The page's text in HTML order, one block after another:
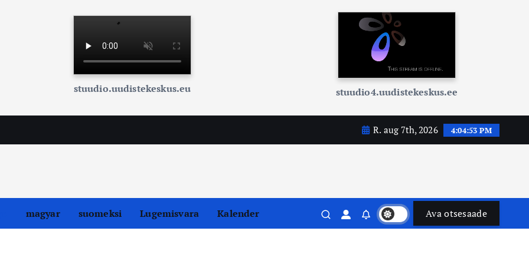
stuudio.uudistekeskus.eu stuudio4.uudistekeskus.ee
R. aug 7th, 2026 4:04:54 PM
magyar suomeksi Lugemisvara Kalender Ava otsesaade